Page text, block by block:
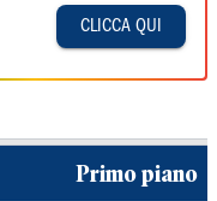
CLICCA QUI
Primo piano